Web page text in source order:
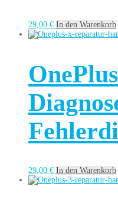
29,00 € In den Warenkorb
29,00 € In den Warenkorb